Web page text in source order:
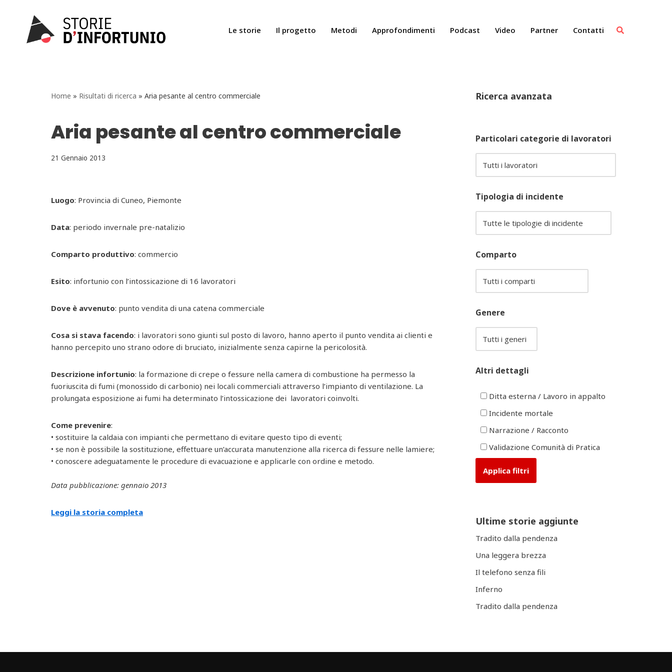
Le storie Il progetto Metodi Approfondimenti Podcast Video Partner Contatti
Home » Risultati di ricerca » Aria pesante al centro commerciale
Aria pesante al centro commerciale
21 Gennaio 2013
Luogo: Provincia di Cuneo, Piemonte
Data: periodo invernale pre-natalizio
Comparto produttivo: commercio
Esito: infortunio con l’intossicazione di 16 lavoratori
Dove è avvenuto: punto vendita di una catena commerciale
Cosa si stava facendo: i lavoratori sono giunti sul posto di lavoro, hanno aperto il punto vendita ai clienti e
hanno percepito uno strano odore di bruciato, inizialmente senza capirne la pericolosità.
Descrizione infortunio: la formazione di crepe o fessure nella camera di combustione ha permesso la
fuoriuscita di fumi (monossido di carbonio) nei locali commerciali attraverso l’impianto di ventilazione. La
prolungata esposizione ai fumi ha determinato l’intossicazione dei lavoratori coinvolti.
Come prevenire:
• sostituire la caldaia con impianti che permettano di evitare questo tipo di eventi;
• se non è possibile la sostituzione, effettuare un’accurata manutenzione alla ricerca di fessure nelle lamiere;
• conoscere adeguatamente le procedure di evacuazione e applicarle con ordine e metodo.
Data pubblicazione: gennaio 2013
Leggi la storia completa
Ricerca avanzata
Particolari categorie di lavoratori
Tipologia di incidente
Comparto
Genere
Altri dettagli
Ditta esterna / Lavoro in appalto
Incidente mortale
Narrazione / Racconto
Validazione Comunità di Pratica
Ultime storie aggiunte
Tradito dalla pendenza
Una leggera brezza
Il telefono senza fili
Inferno
Tradito dalla pendenza